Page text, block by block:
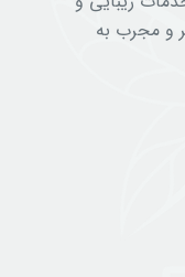
و مجرب به